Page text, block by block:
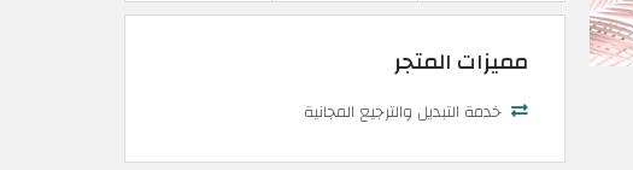
مميزات المتجر
خدمة التبديل والترجيع المجانية